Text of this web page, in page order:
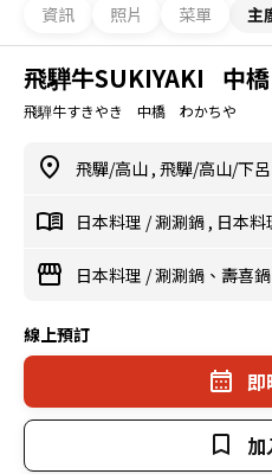
資訊 照片 菜單 主
飛騨牛SUKIYAKI 中
飛騨牛すきやき 中橋 わかちや
飛驒/高山 , 飛驒/高山/下呂
日本料理 /涮涮鍋 , 日本料
日本料理 /涮涮鍋、壽喜鍋
線上預訂
即
加